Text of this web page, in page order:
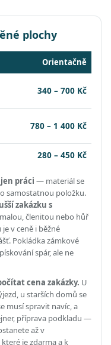
plochy
Orientačně
340 – 700 Kč
780 – 1 400 Kč
280 – 450 Kč
jen práci — materiál se
samostatnou položku.
zakázku s
členitou nebo hůř
v ceně i běžné
Pokládka zámkové
spár, ale ne
cena zakázky. U
u starších domů se
musí spravit navíc, a
příprava podkladu —
až v
které je zdarma a k